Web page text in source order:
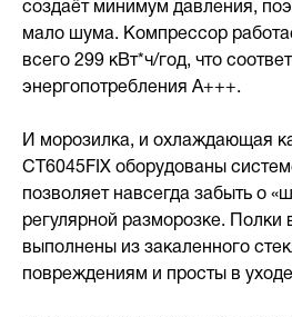
создаёт минимум давления,
мало шума. Компрессор
всего 299 кВт*ч/год, что
энергопотребления А+++.
И морозилка, и охлаждающая
CT6045FIX оборудованы
позволяет навсегда забыть о
регулярной разморозке. Полки
выполнены из закаленного
повреждениям и просты в